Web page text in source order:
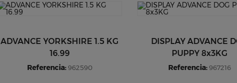
ADVANCE YORKSHIRE 1.5 KG
16.99
Referencia: 962590
DISPLAY ADVANCE
PUPPY 8x3KG
Referencia: 967216